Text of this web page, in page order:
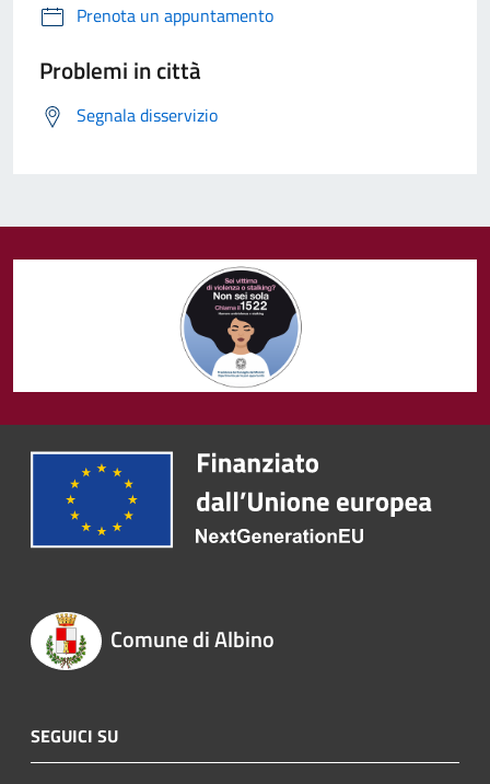
Prenota un appuntamento
Problemi in città
Segnala disservizio
Comune di Albino
SEGUICI SU